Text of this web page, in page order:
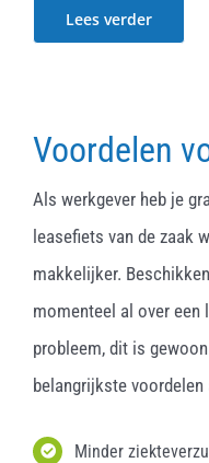
Lees verder
Voordelen
Als werkgever heb je
leasefiets van de zaak
makkelijker.
momenteel al over een
probleem, dit is
belangrijkste
Minder